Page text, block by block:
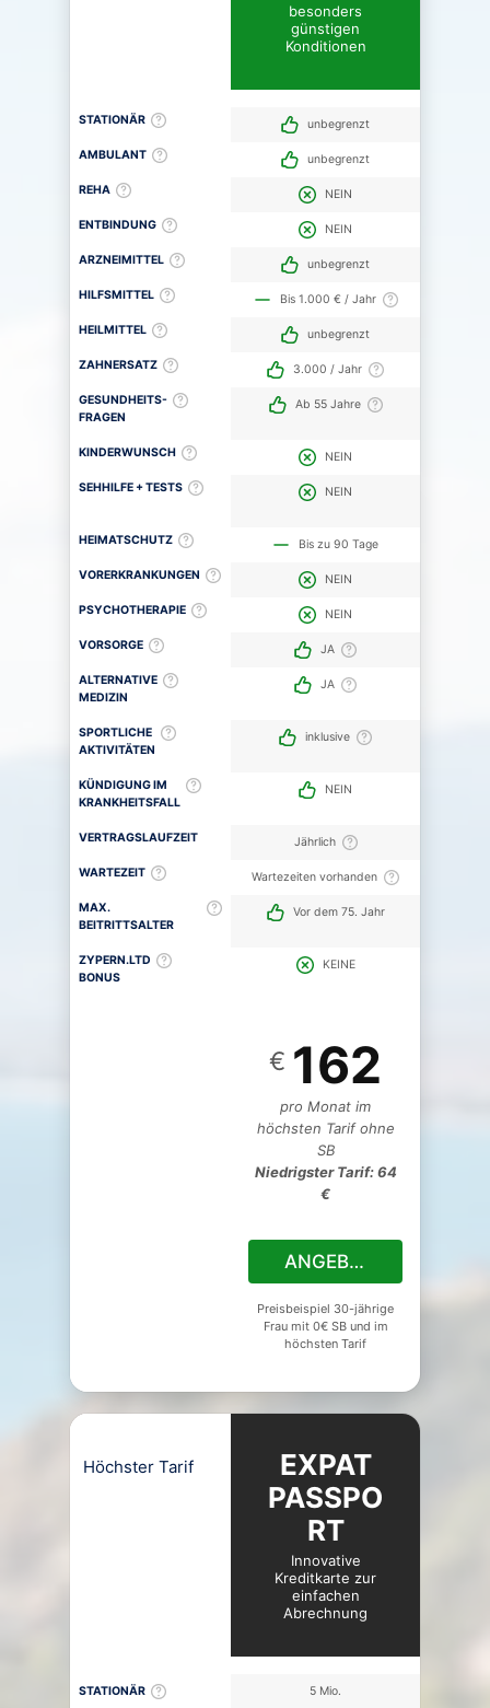
STATIONÄR
AMBULANT
REHA
ENTBINDUNG
ARZNEIMITTEL
HILFSMITTEL
HEILMITTEL
ZAHNERSATZ
GESUNDHEITS-
FRAGEN
KINDERWUNSCH
SEHHILFE + TESTS
HEIMATSCHUTZ
VORERKRANKUNGEN
PSYCHOTHERAPIE
VORSORGE
ALTERNATIVE
MEDIZIN
SPORTLICHE
AKTIVITÄTEN
KÜNDIGUNG IM
KRANKHEITSFALL
VERTRAGSLAUFZEIT
WARTEZEIT
MAX.
BEITRITTSALTER
ZYPERN.LTD
BONUS
besonders
günstigen
Konditionen
unbegrenzt
unbegrenzt
NEIN
NEIN
unbegrenzt
Bis 1.000 € / Jahr
unbegrenzt
3.000 / Jahr
Ab 55 Jahre
NEIN
NEIN
Bis zu 90 Tage
NEIN
NEIN
JA
JA
inklusive
NEIN
Jährlich
Wartezeiten vorhanden
Vor dem 75. Jahr
KEINE
€ 162
pro Monat im
höchsten Tarif ohne
SB
Niedrigster Tarif: 64
€
ANGEBOT
Preisbeispiel 30-jährige
Frau mit 0€ SB und im
höchsten Tarif
Höchster Tarif
STATIONÄR
EXPAT
PASSPO
RT
Innovative
Kreditkarte zur
einfachen
Abrechnung
5 Mio.